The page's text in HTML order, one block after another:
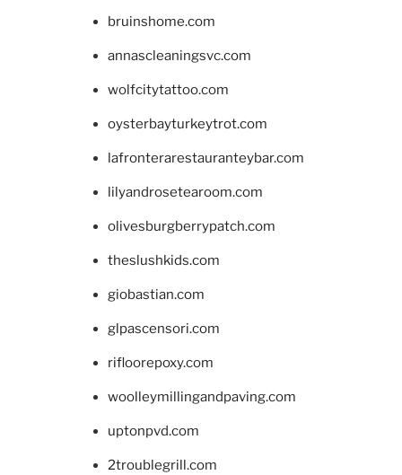
bruinshome.com
annascleaningsvc.com
wolfcitytattoo.com
oysterbayturkeytrot.com
lafronterarestauranteybar.com
lilyandrosetearoom.com
olivesburgberrypatch.com
theslushkids.com
giobastian.com
glpascensori.com
rifloorepoxy.com
woolleymillingandpaving.com
uptonpvd.com
2troublegrill.com